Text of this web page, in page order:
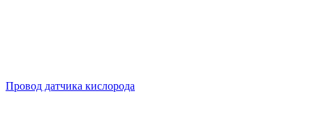
Провод датчика кислорода